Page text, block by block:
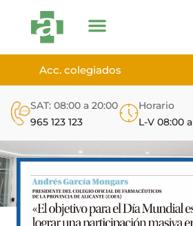
Acc. colegiados
SAT: 08:00 a 20:00
965 123 123
Horario
L-V 08:00